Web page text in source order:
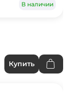
В наличии
Купить